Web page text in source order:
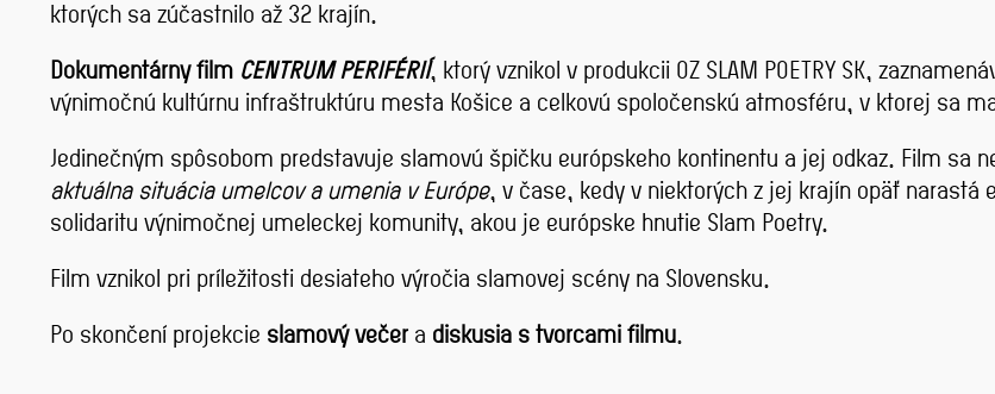
ktorých sa zúčastnilo až 32 krajín.
Dokumentárny film CENTRUM PERIFÉRIÍ, ktorý vznikol v produkcii OZ SLAM POETRY SK,
výnimočnú kultúrnu infraštruktúru mesta Košice a celkovú spoločenskú atmosféru, v ktorej sa
Jedinečným spôsobom predstavuje slamovú špičku európskeho kontinentu a jej odkaz. Film sa
aktuálna situácia umelcov a umenia v Európe, v čase, kedy v niektorých z jej krajín opäť narastá
solidaritu výnimočnej umeleckej komunity, akou je európske hnutie Slam Poetry.
Film vznikol pri príležitosti desiateho výročia slamovej scény na Slovensku.
Po skončení projekcie slamový večer a diskusia s tvorcami filmu.